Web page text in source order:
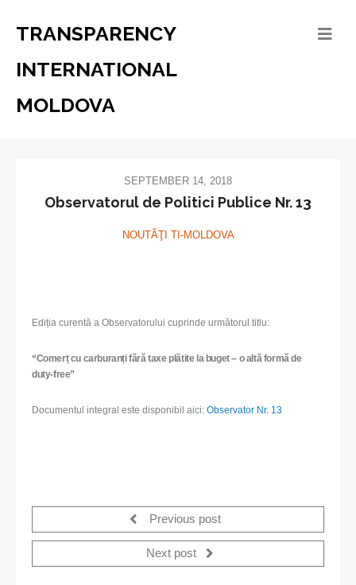
TRANSPARENCY
INTERNATIONAL
MOLDOVA
SEPTEMBER 14, 2018
Observatorul de Politici Publice Nr. 13
NOUTĂŢI TI-MOLDOVA
Ediția curentă a Observatorului cuprinde următorul titlu:
“Comerț cu carburanți fără taxe plătite la buget – o altă formă de
duty-free”
Documentul integral este disponibil aici: Observator Nr. 13
Previous post
Next post